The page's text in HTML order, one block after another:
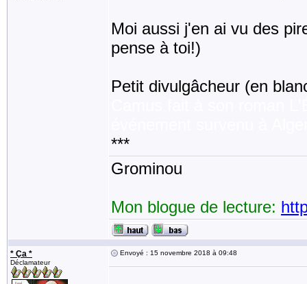
Moi aussi j'en ai vu des
pense à toi!)
Petit divulgâcheur (en
***
Grominou
Mon blogue de lecture:
* Ça *
Déclamateur
Envoyé : 15 novembre 2018 à 09:48